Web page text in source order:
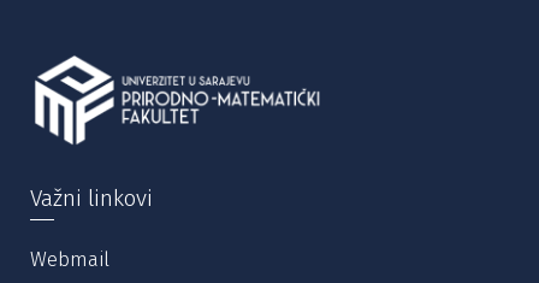
Važni linkovi
Webmail